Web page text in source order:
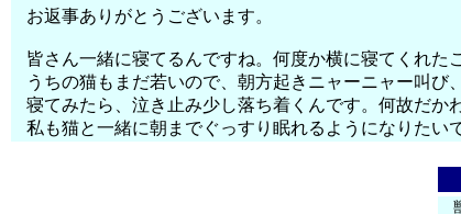
お返事ありがとうございます。
皆さん一緒に寝てるんですね。何度か横に寝てくれた
うちの猫もまだ若いので、朝方起きニャーニャー叫
寝てみたら、泣き止み少し落ち着くんです。何故だか
私も猫と一緒に朝までぐっすり眠れるようになりたい